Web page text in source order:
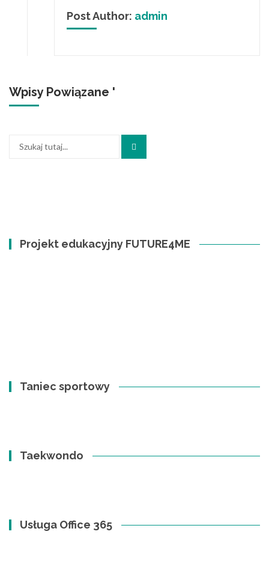
Post Author: admin
Wpisy Powiązane '
Projekt edukacyjny FUTURE4ME
Taniec sportowy
Taekwondo
Usługa Office 365